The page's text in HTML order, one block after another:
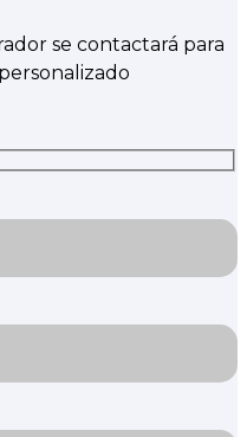
se contactará para